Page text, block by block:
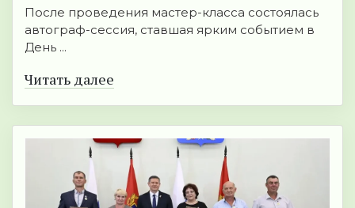
После проведения мастер-класса состоялась
автограф-сессия, ставшая ярким событием в
День ...
Читать далее